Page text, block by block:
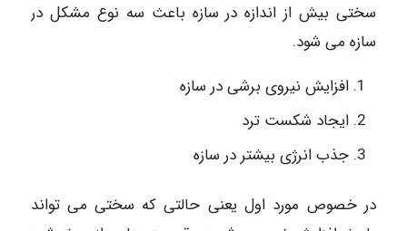
سختی بیش از اندازه در سازه باعث سه نوع مشکل در
سازه می شود.
افزایش نیروی برشی در سازه
ایجاد شکست ترد
جذب انرژی بیشتر در سازه
در خصوص مورد اول یعنی حالتی که سختی می تواند